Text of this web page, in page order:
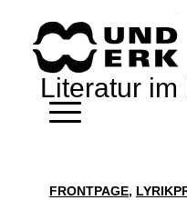
Literatur
FRONTPAGE,